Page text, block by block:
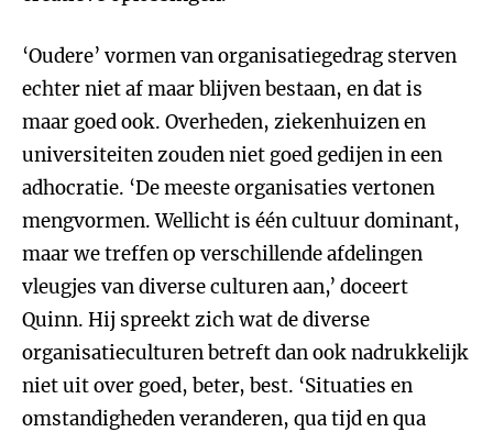
‘Oudere’ vormen van organisatiegedrag sterven
echter niet af maar blijven bestaan, en dat is
maar goed ook. Overheden, ziekenhuizen en
universiteiten zouden niet goed gedijen in een
adhocratie. ‘De meeste organisaties vertonen
mengvormen. Wellicht is één cultuur dominant,
maar we treffen op verschillende afdelingen
vleugjes van diverse culturen aan,’ doceert
Quinn. Hij spreekt zich wat de diverse
organisatieculturen betreft dan ook nadrukkelijk
niet uit over goed, beter, best. ‘Situaties en
omstandigheden veranderen, qua tijd en qua